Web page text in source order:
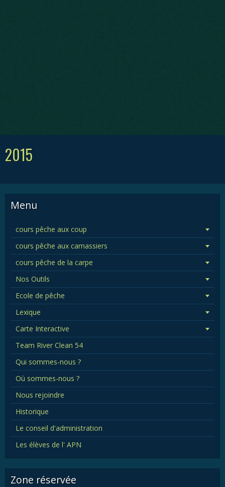
2015
Menu
cours pêche aux coup
cours pêche aux carnassiers
cours pêche de la carpe
Nos Outils
Ecole de pêche
Lexique
Carte Interactive
Team River Clean 54
Qui sommes-nous ?
Où sommes-nous ?
Nous rejoindre
Historique
Le conseil d'administration
Les élèves de l' APN
Zone réservée